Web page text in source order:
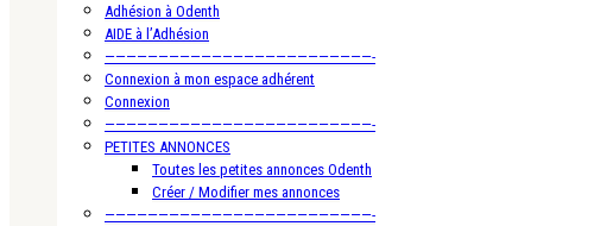
Adhésion à Odenth
AIDE à l’Adhésion
—————————————————————————-
Connexion à mon espace adhérent
Connexion
—————————————————————————-
PETITES ANNONCES
Toutes les petites annonces Odenth
Créer / Modifier mes annonces
—————————————————————————-